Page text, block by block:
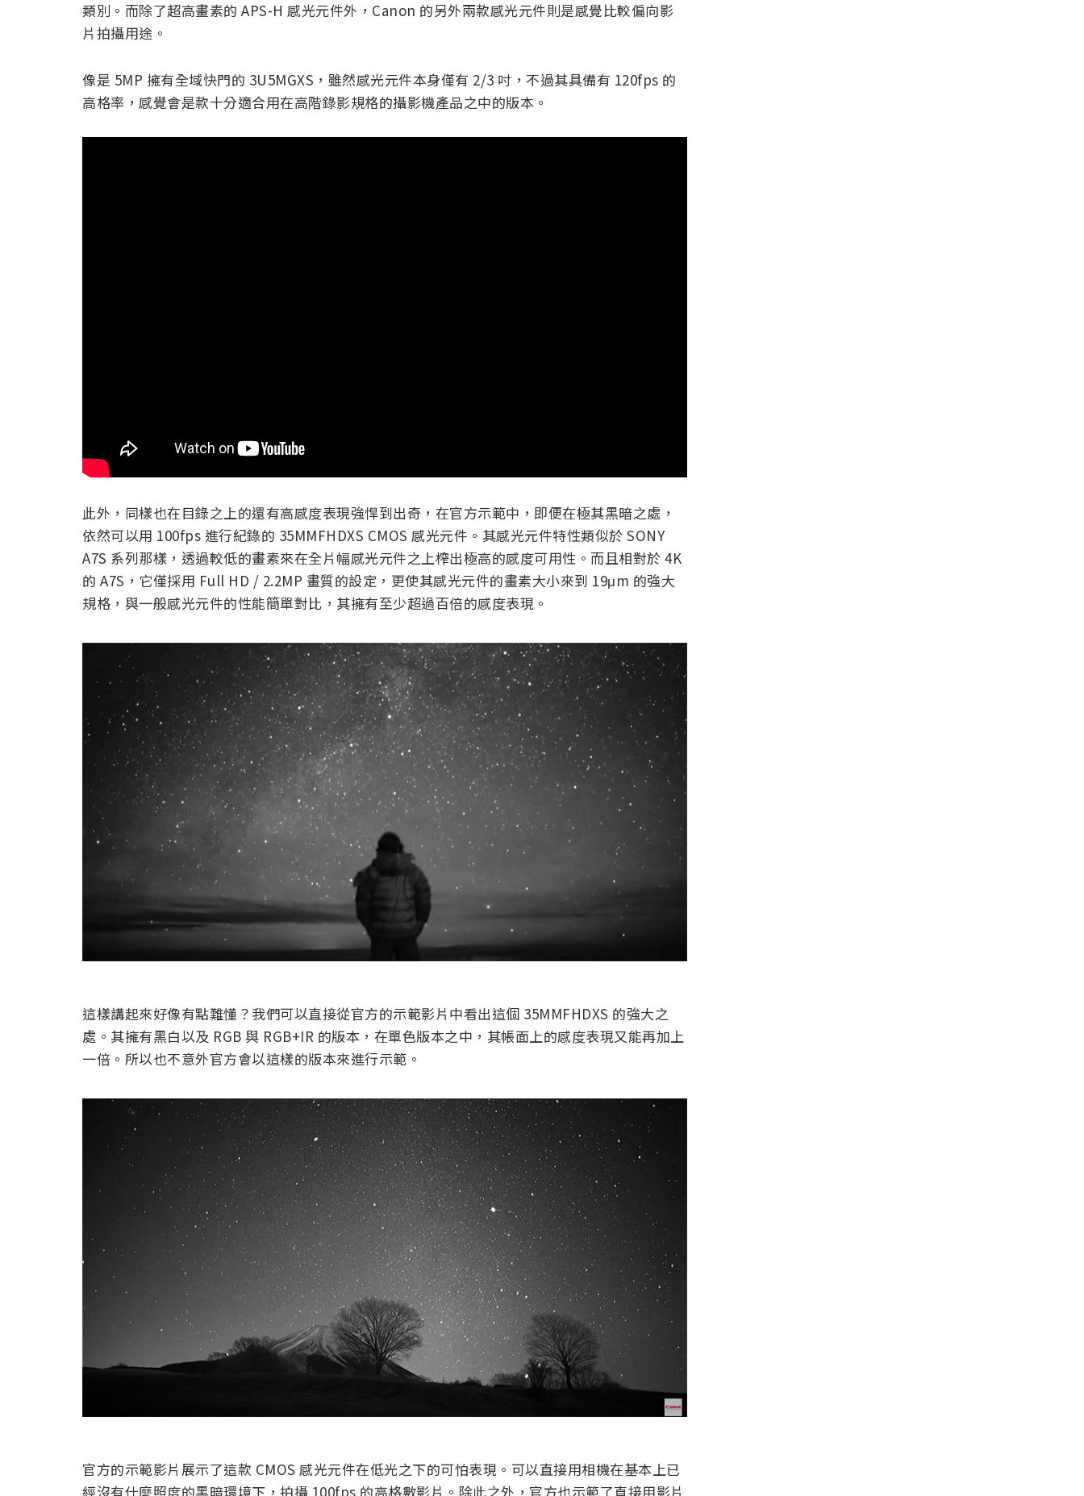
類別。而除了超高畫素的 APS-H 感光元件外，Canon 的另外兩款感光元件則是感覺比較偏向影
片拍攝用途。
像是 5MP 擁有全域快門的 3U5MGXS，雖然感光元件本身僅有 2/3 吋，不過其具備有 120fps 的
高格率，感覺會是款十分適合用在高階錄影規格的攝影機產品之中的版本。
此外，同樣也在目錄之上的還有高感度表現強悍到出奇，在官方示範中，即便在極其黑暗之處，
依然可以用 100fps 進行紀錄的 35MMFHDXS CMOS 感光元件。其感光元件特性類似於 SONY
A7S 系列那樣，透過較低的畫素來在全片幅感光元件之上榨出極高的感度可用性。而且相對於 4K
的 A7S，它僅採用 Full HD / 2.2MP 畫質的設定，更使其感光元件的畫素大小來到 19μm 的強大
規格，與一般感光元件的性能簡單對比，其擁有至少超過百倍的感度表現。
這樣講起來好像有點難懂？我們可以直接從官方的示範影片中看出這個 35MMFHDXS 的強大之
處。其擁有黑白以及 RGB 與 RGB+IR 的版本，在單色版本之中，其帳面上的感度表現又能再加上
一倍。所以也不意外官方會以這樣的版本來進行示範。
官方的示範影片展示了這款 CMOS 感光元件在低光之下的可怕表現。可以直接用相機在基本上已
經沒有什麼照度的黑暗環境下，拍攝 100fps 的高格數影片。除此之外，官方也示範了直接用影片